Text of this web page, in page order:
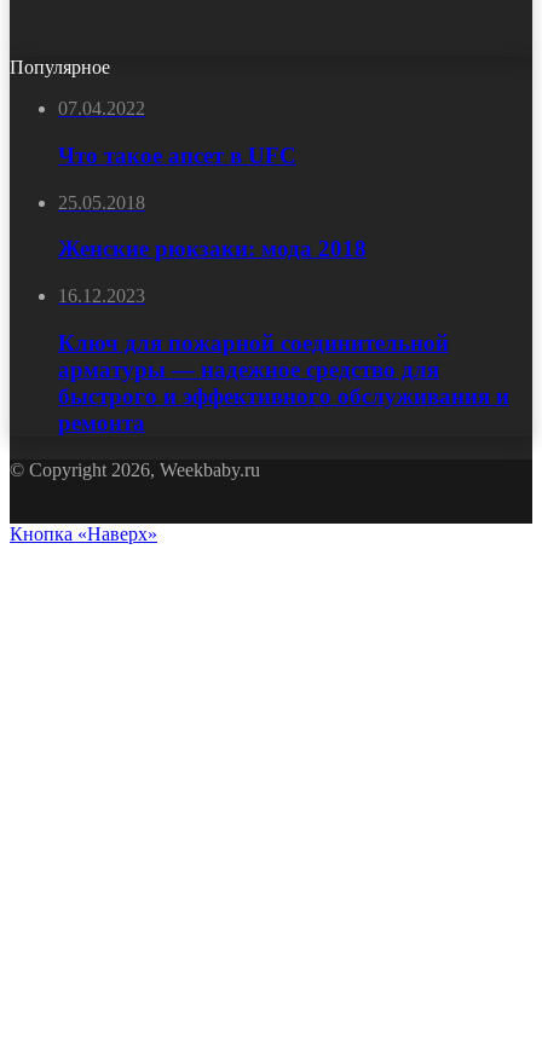
Популярное
07.04.2022
Что такое апсет в UFC
25.05.2018
Женские рюкзаки: мода 2018
16.12.2023
Ключ для пожарной соединительной
арматуры — надежное средство для
быстрого и эффективного обслуживания и
ремонта
© Copyright 2026, Weekbaby.ru
Кнопка «Наверх»